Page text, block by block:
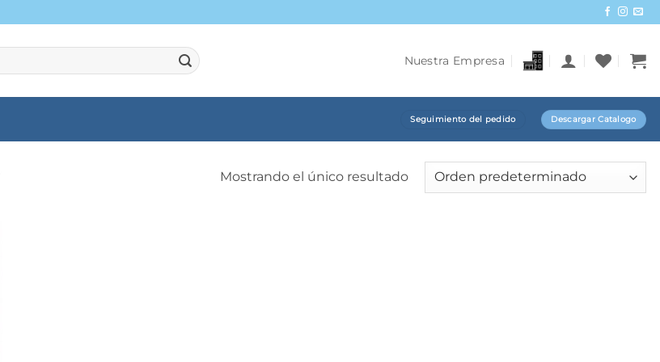
Nuestra Empresa
Seguimiento del pedido Descargar Catalogo
Mostrando el único resultado